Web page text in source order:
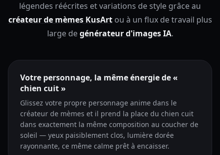
légendes réécrites et variations de style grâce au
créateur de mèmes KusArtou à un flux de travail plus
large degénérateur d'images IA.
Votre personnage, la même énergie de «
chien cuit »
Glissez votre propre personnage anime dans le
créateur de mèmes et il prend la place du chien cuit
dans exactement la même composition au coucher de
soleil — yeux paisiblement clos, lumière dorée
rayonnante, ce même calme prêt à encaisser.